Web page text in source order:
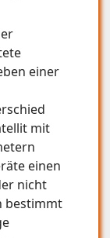
einer
mit
einen
nicht
bestimmt